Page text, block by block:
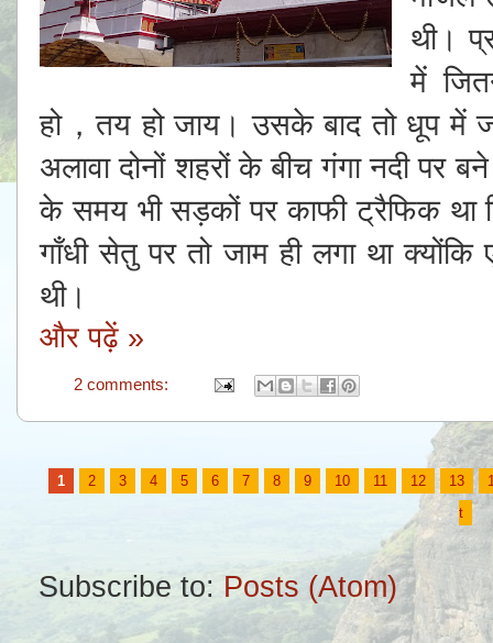
थी।
में
हो，तय हो जाय। उसके बाद तो धूप में
अलावा दोनों शहरों के बीच गंगा नदी पर
के समय भी सड़कों पर काफी ट्रैफिक था
गाँधी सेतु पर तो जाम ही लगा था
थी।
और पढ़ें »
2 comments:
1 2 3 4 5 6 7 8 9 10 11 12 13
t
Subscribe to: Posts (Atom)